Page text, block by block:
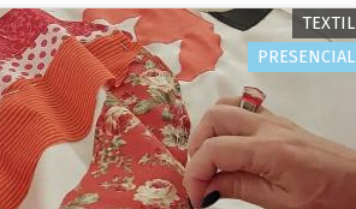
TEXTIL
PRESENCIAL